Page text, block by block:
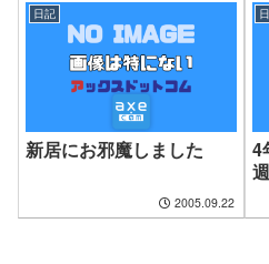
日記
新居にお邪魔しました
2005.09.22
4